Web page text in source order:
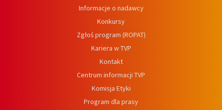
Informacje o nadawcy
Konkursy
Zgłoś program (ROPAT)
Kariera w TVP
Kontakt
Centrum informacji TVP
Komisja Etyki
Program dla prasy